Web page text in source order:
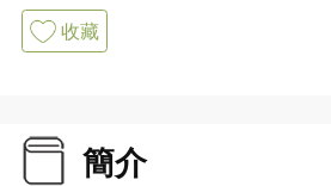
收藏
簡介